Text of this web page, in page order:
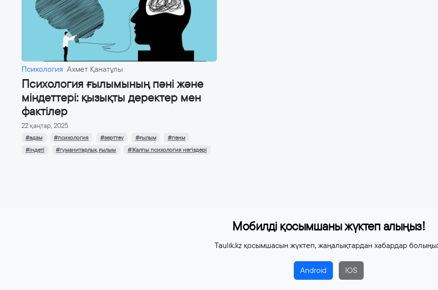
Психология Ахмет Қанатұлы
Психология ғылымының пәні және
міндеттері: қызықты деректер мен
фактілер
22 қаңтар, 2025
#адам #психология #зерттеу #ғылым
#пәнм
#індеті
#гуманитарлық ғылым #Жалпы психология негіздері
Мобилді қосымшаны жүктеп алыңыз!
Taulik.kz қосымшасын жүктеп, жаңалықтардан хабардар
Android IOS